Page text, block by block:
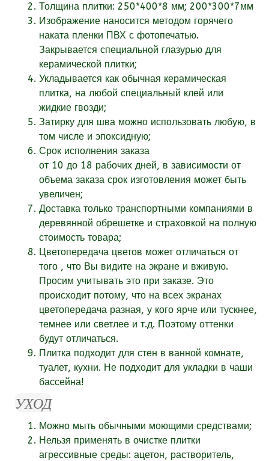
Толщина плитки: 250*400*8 мм; 200*300*7мм
Изображение наносится методом горячего
наката пленки ПВХ с фотопечатью.
Закрывается специальной глазурью для
керамической плитки;
Укладывается как обычная керамическая
плитка, на любой специальный клей или
жидкие гвозди;
Затирку для шва можно использовать любую, в
том числе и эпоксидную;
Срок исполнения заказа
от 10 до 18 рабочих дней, в зависимости от
объема заказа срок изготовления может быть
увеличен;
Доставка только транспортными компаниями в
деревянной обрешетке и страховкой на полную
стоимость товара;
Цветопередача цветов может отличаться от
того , что Вы видите на экране и вживую.
Просим учитывать это при заказе. Это
происходит потому, что на всех экранах
цветопередача разная, у кого ярче или тускнее,
темнее или светлее и т.д. Поэтому оттенки
будут отличаться.
Плитка подходит для стен в ванной комнате,
туалет, кухни. Не подходит для укладки в чаши
бассейна!
УХОД
Можно мыть обычными моющими средствами;
Нельзя применять в очистке плитки
агрессивные среды: ацетон, растворитель,